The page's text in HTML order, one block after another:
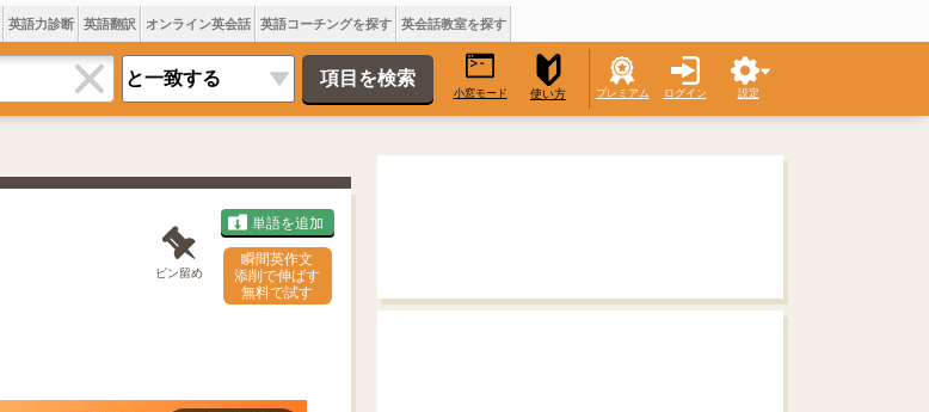
英語力診断 英語翻訳 オンライン英会話 英語コーチングを探す 英会話教室を探す
小窓モード 使い方 プレミアム ログイン 設定
ピン留め
単語を追加
瞬間英作文
添削で伸ばす
無料で試す